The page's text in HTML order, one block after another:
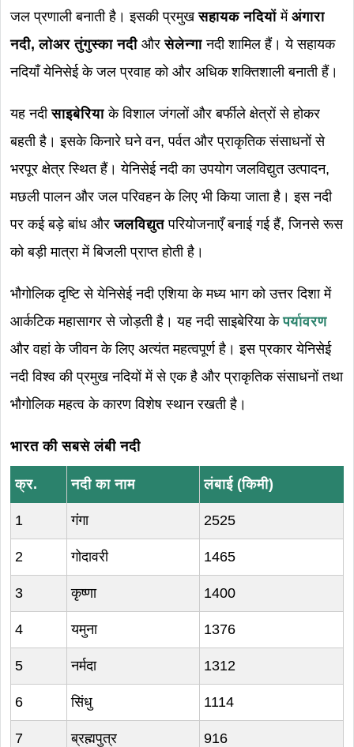
जल प्रणाली बनाती है। इसकी प्रमुखसहायक नदियों में अंगारा
नदी, लोअर तुंगुस्का नदी औरसेलेन्गानदी शामिल हैं। ये सहायक
नदियाँ येनिसेई के जल प्रवाह को और अधिक शक्तिशाली बनाती हैं।
यह नदीसाइबेरियाके विशाल जंगलों और बर्फीले क्षेत्रों से होकर
बहती है। इसके किनारे घने वन, पर्वत और प्राकृतिक संसाधनों से
भरपूर क्षेत्र स्थित हैं। येनिसेई नदी का उपयोग जलविद्युत उत्पादन,
मछली पालन और जल परिवहन के लिए भी किया जाता है। इस नदी
पर कई बड़े बांध औरजलविद्युतपरियोजनाएँ बनाई गई हैं, जिनसे रूस
को बड़ी मात्रा में बिजली प्राप्त होती है।
भौगोलिक दृष्टि से येनिसेई नदी एशिया के मध्य भाग को उत्तर दिशा में
आर्कटिक महासागर से जोड़ती है। यह नदी साइबेरिया केपर्यावरण
और वहां के जीवन के लिए अत्यंत महत्वपूर्ण है। इस प्रकार येनिसेई
नदी विश्व की प्रमुख नदियों में से एक है और प्राकृतिक संसाधनों तथा
भौगोलिक महत्व के कारण विशेष स्थान रखती है।
भारत की सबसे लंबी नदी
क्र. नदी का नाम लंबाई (किमी)
1 गंगा 2525
2 गोदावरी 1465
3 कृष्णा 1400
4 यमुना 1376
5 नर्मदा 1312
6 सिंधु 1114
7 ब्रह्मपुत्र 916